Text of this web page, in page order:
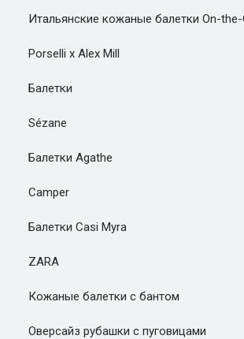
Итальянские кожаные балетки On-the-
Porselli x Alex Mill
Балетки
Sézane
Балетки Agathe
Camper
Балетки Casi Myra
ZARA
Кожаные балетки с бантом
Оверсайз рубашки с пуговицами